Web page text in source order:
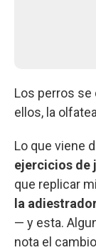
Los perros se
ellos, la
Lo que viene
ejercicios de
que replicar
la
— y esta.
nota el